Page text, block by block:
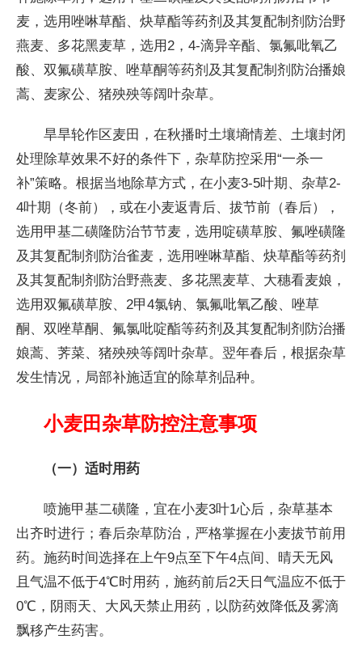
麦，选用唑啉草酯、炔草酯等药剂及其复配制剂防治野
燕麦、多花黑麦草，选用2，4-滴异辛酯、氯氟吡氧乙
酸、双氟磺草胺、唑草酮等药剂及其复配制剂防治播娘
蒿、麦家公、猪殃殃等阔叶杂草。
旱旱轮作区麦田，在秋播时土壤墒情差、土壤封闭
处理除草效果不好的条件下，杂草防控采用“一杀一
补”策略。根据当地除草方式，在小麦3-5叶期、杂草2-
4叶期（冬前），或在小麦返青后、拔节前（春后），
选用甲基二磺隆防治节节麦，选用啶磺草胺、氟唑磺隆
及其复配制剂防治雀麦，选用唑啉草酯、炔草酯等药剂
及其复配制剂防治野燕麦、多花黑麦草、大穗看麦娘，
选用双氟磺草胺、2甲4氯钠、氯氟吡氧乙酸、唑草
酮、双唑草酮、氟氯吡啶酯等药剂及其复配制剂防治播
娘蒿、荠菜、猪殃殃等阔叶杂草。翌年春后，根据杂草
发生情况，局部补施适宜的除草剂品种。
小麦田杂草防控注意事项
（一）适时用药
喷施甲基二磺隆，宜在小麦3叶1心后，杂草基本
出齐时进行；春后杂草防治，严格掌握在小麦拔节前用
药。施药时间选择在上午9点至下午4点间、晴天无风
且气温不低于4℃时用药，施药前后2天日气温应不低于
0℃，阴雨天、大风天禁止用药，以防药效降低及雾滴
飘移产生药害。